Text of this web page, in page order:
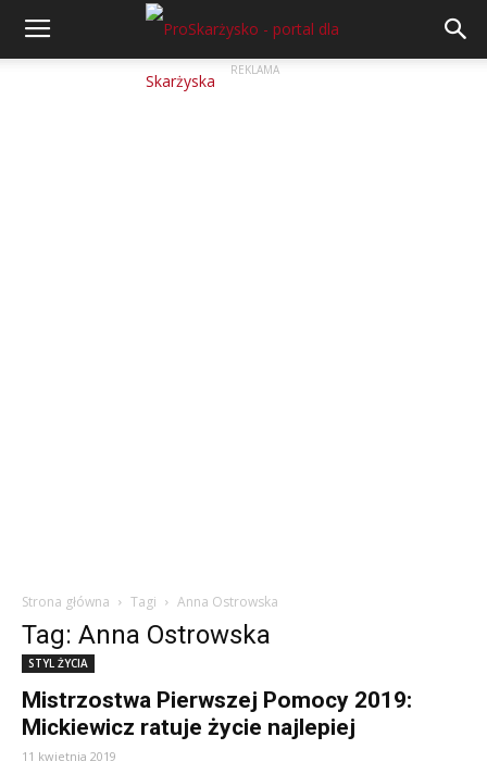
REKLAMA
Strona główna Tagi Anna Ostrowska
Tag: Anna Ostrowska
STYL ŻYCIA
Mistrzostwa Pierwszej Pomocy 2019:
Mickiewicz ratuje życie najlepiej
11 kwietnia 2019